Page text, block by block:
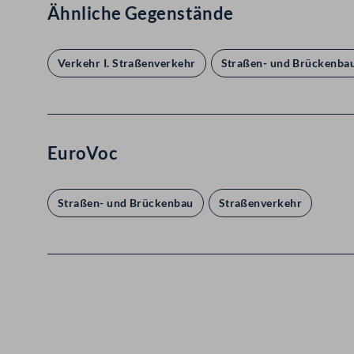
Ähnliche Gegenstände
Verkehr I. Straßenverkehr Straßen- und
EuroVoc
Straßen- und Brückenbau Straßenverkehr